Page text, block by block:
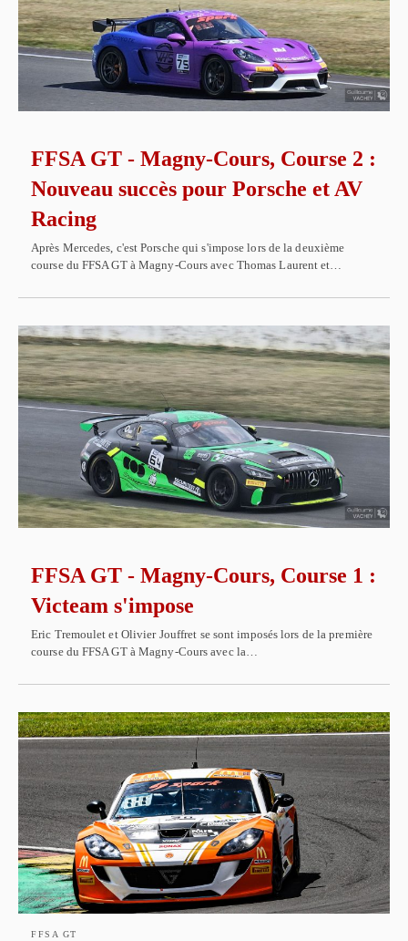
FFSA GT - Magny-Cours, Course 2 :
Nouveau succès pour Porsche et AV
Racing
Après Mercedes, c'est Porsche qui s'impose lors de la deuxième
course du FFSA GT à Magny-Cours avec Thomas Laurent et…
FFSA GT - Magny-Cours, Course 1 :
Victeam s'impose
Eric Tremoulet et Olivier Jouffret se sont imposés lors de la première
course du FFSA GT à Magny-Cours avec la…
FFSA GT